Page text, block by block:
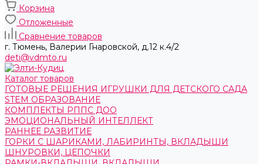
Корзина
Отложенные
Сравнение товаров
г. Тюмень, ​Валерии Гнаровской, д.12 к.4/2
deti@vdmto.ru
Каталог товаров
ГОТОВЫЕ РЕШЕНИЯ ИГРУШКИ ДЛЯ ДЕТСКОГО САДА
STEM ОБРАЗОВАНИЕ
КОМПЛЕКТЫ РППС ДОО
ЭМОЦИОНАЛЬНЫЙ ИНТЕЛЛЕКТ
РАННЕЕ РАЗВИТИЕ
ГОРКИ С ШАРИКАМИ, ЛАБИРИНТЫ, ВКЛАДЫШИ
ШНУРОВКИ, ЦЕПОЧКИ